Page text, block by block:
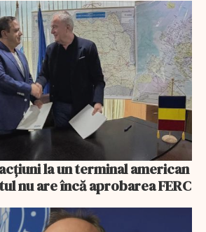
la un terminal american
nu are încă aprobarea FERC